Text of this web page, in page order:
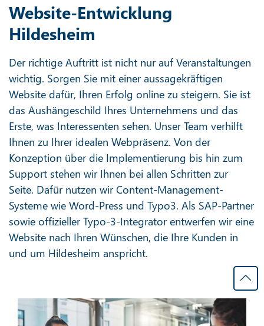
Website-Entwicklung
Hildesheim
Der richtige Auftritt ist nicht nur auf Veranstaltungen
wichtig. Sorgen Sie mit einer aussagekräftigen
Website dafür, Ihren Erfolg online zu steigern. Sie ist
das Aushängeschild Ihres Unternehmens und das
Erste, was Interessenten sehen. Unser Team verhilft
Ihnen zu Ihrer idealen Webpräsenz. Von der
Konzeption über die Implementierung bis hin zum
Support stehen wir Ihnen bei allen Schritten zur
Seite. Dafür nutzen wir Content-Management-
Systeme wie Word-Press und Typo3. Als SAP-Partner
sowie offizieller Typo-3-Integrator entwerfen wir eine
Website nach Ihren Wünschen, die Ihre Kunden in
und um Hildesheim anspricht.